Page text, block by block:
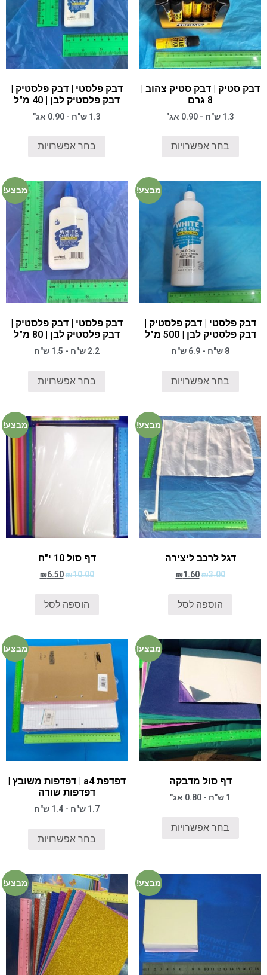
דבק סטיק | דבק סטיק צהוב |
8 גרם
1.3 ש"ח - 0.90 אג"
בחר אפשרויות
דבק פלסטי | דבק פלסטיק |
דבק פלסטיק לבן | 40 מ"ל
1.3 ש"ח - 0.90 אג"
בחר אפשרויות
מבצע!
דבק פלסטי | דבק פלסטיק |
דבק פלסטיק לבן | 500 מ"ל
8 ש"ח - 6.9 ש"ח
בחר אפשרויות
מבצע!
דבק פלסטי | דבק פלסטיק |
דבק פלסטיק לבן | 80 מ"ל
2.2 ש"ח - 1.5 ש"ח
בחר אפשרויות
מבצע!
דגל לרכב ליצירה
₪3.00
₪1.60
הוספה לסל
מבצע!
דף סול 10 י"ח
₪10.00
₪6.50
הוספה לסל
מבצע!
דף סול מדבקה
1 ש"ח - 0.80 אג"
בחר אפשרויות
מבצע!
דפדפת a4 | דפדפות משובץ |
דפדפות שורה
1.7 ש"ח - 1.4 ש"ח
בחר אפשרויות
מבצע! מבצע!